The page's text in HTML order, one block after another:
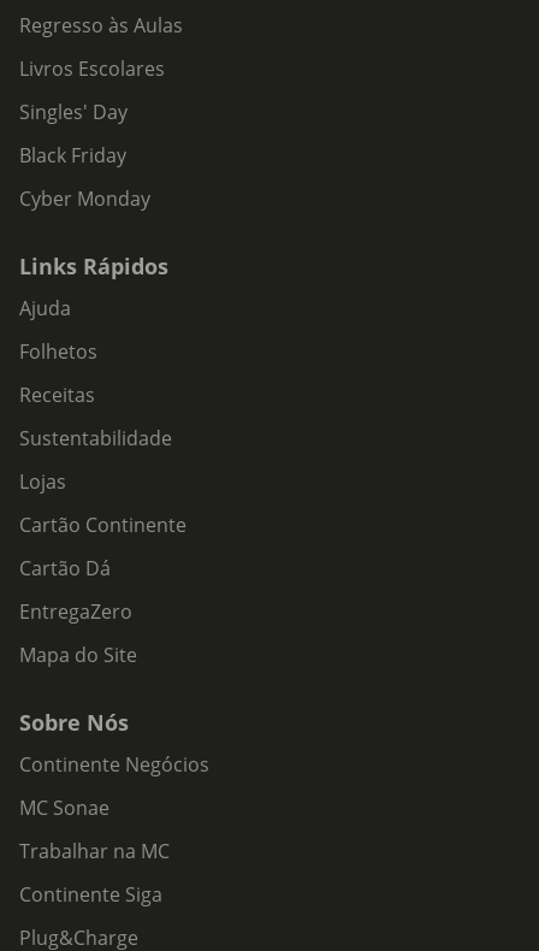
Regresso às Aulas
Livros Escolares
Singles' Day
Black Friday
Cyber Monday
Links Rápidos
Ajuda
Folhetos
Receitas
Sustentabilidade
Lojas
Cartão Continente
Cartão Dá
EntregaZero
Mapa do Site
Sobre Nós
Continente Negócios
MC Sonae
Trabalhar na MC
Continente Siga
Plug&Charge